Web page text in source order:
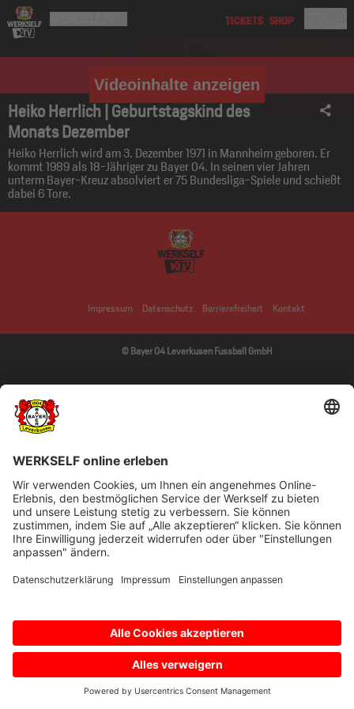
Videoinhalte anzeigen
Heiko Herrlich | Geburtstagskind des
Monats Dezember
Heiko Herrlich wird am 3. Dezember 1971 in Mannheim geboren. Er
kommt 1989 als 18-Jähriger zu Bayer 04. In seinen vier Jahren
unterm Bayer-Kreuz absolviert er 75 Bundesliga-Spiele und schießt
dabei 6 Tore.
Impressum Datenschutz Barrierefreiheit Kontakt
© Bayer 04 Leverkusen Fussball GmbH